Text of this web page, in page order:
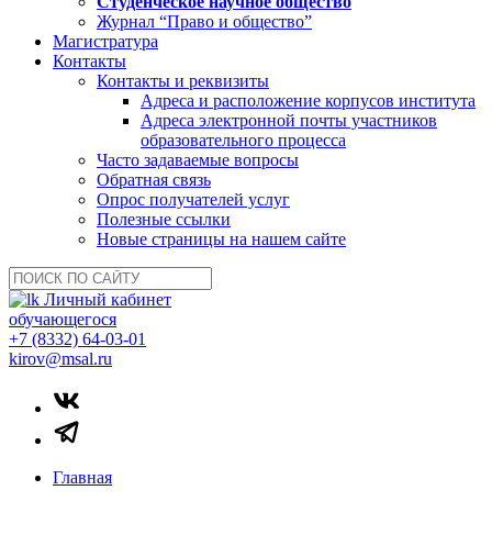
Журнал “Право и общество”
Магистратура
Контакты
Контакты и реквизиты
Адреса и расположение корпусов института
Адреса электронной почты участников
образовательного процесса
Часто задаваемые вопросы
Обратная связь
Опрос получателей услуг
Полезные ссылки
Новые страницы на нашем сайте
Личный кабинет
обучающегося
+7 (8332) 64-03-01
kirov@msal.ru
Главная